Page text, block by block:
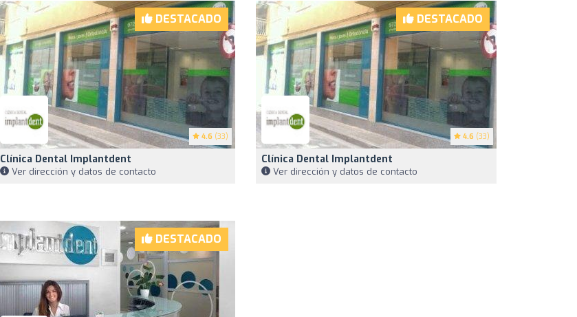
DESTACADO
4.6 (33)
Clínica Dental Implantdent
Ver dirección y datos de contacto
DESTACADO
4.6 (33)
Clínica Dental Implantdent
Ver dirección y datos de contacto
DESTACADO